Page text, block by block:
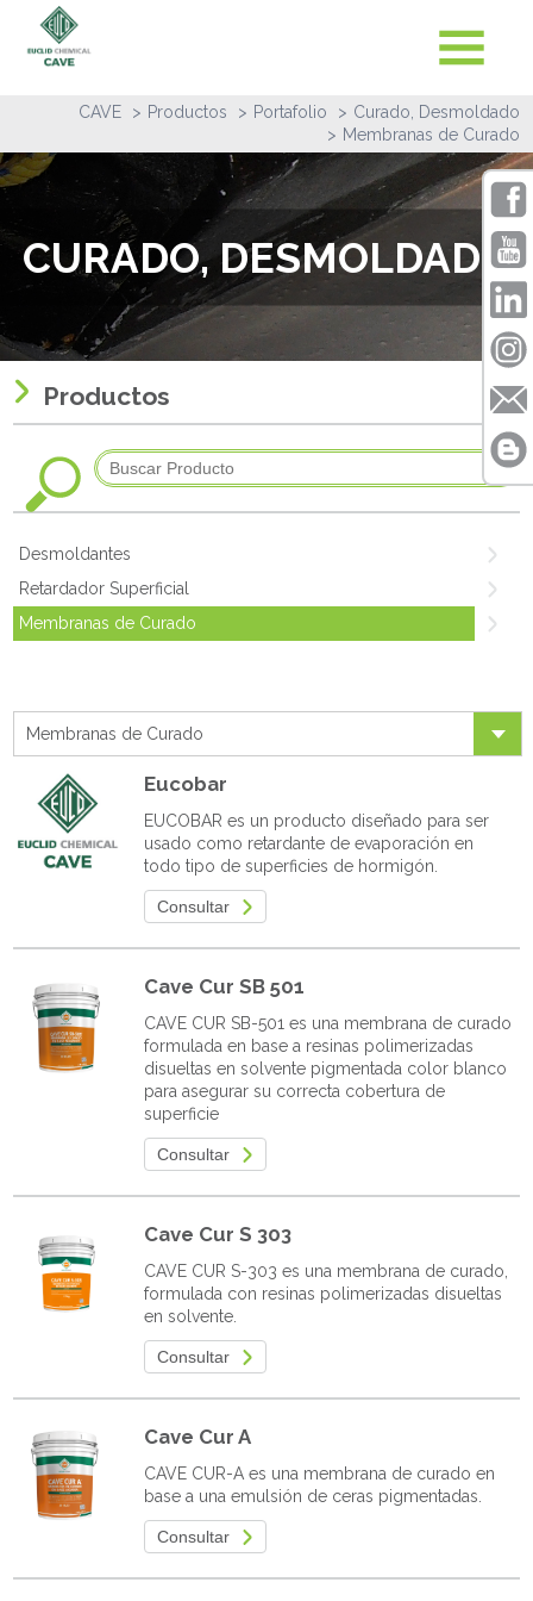
CAVE Productos Portafolio
Curado, Desmoldado
Membranas de Curado
CURADO, DESMOLDADO
Productos
Desmoldantes
Retardador Superficial
Membranas de Curado
Membranas de Curado
Eucobar
EUCOBAR es un producto diseñado para ser
usado como retardante de evaporación en
todo tipo de superficies de hormigón.
Consultar
Cave Cur SB 501
CAVE CUR SB-501 es una membrana de curado
formulada en base a resinas polimerizadas
disueltas en solvente pigmentada color blanco
para asegurar su correcta cobertura de
superficie
Consultar
Cave Cur S 303
CAVE CUR S-303 es una membrana de curado,
formulada con resinas polimerizadas disueltas
en solvente.
Consultar
Cave Cur A
CAVE CUR-A es una membrana de curado en
base a una emulsión de ceras pigmentadas.
Consultar